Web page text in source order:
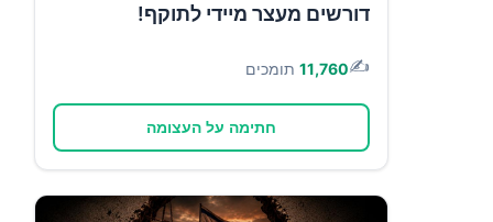
דורשים מעצר מיידי לתוקף!
✍️
11,760 תומכים
חתימה על העצומה